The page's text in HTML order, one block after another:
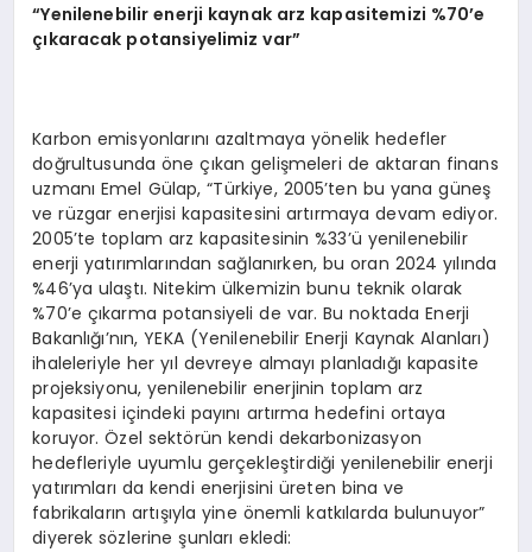
“Yenilenebilir enerji kaynak arz kapasitemizi %70’e
çıkaracak potansiyelimiz var”
Karbon emisyonlarını azaltmaya yönelik hedefler
doğrultusunda öne çıkan gelişmeleri de aktaran finans
uzmanı Emel Gülap, “Türkiye, 2005’ten bu yana güneş
ve rüzgar enerjisi kapasitesini artırmaya devam ediyor.
2005’te toplam arz kapasitesinin %33’ü yenilenebilir
enerji yatırımlarından sağlanırken, bu oran 2024 yılında
%46’ya ulaştı. Nitekim ülkemizin bunu teknik olarak
%70’e çıkarma potansiyeli de var. Bu noktada Enerji
Bakanlığı’nın, YEKA (Yenilenebilir Enerji Kaynak Alanları)
ihaleleriyle her yıl devreye almayı planladığı kapasite
projeksiyonu, yenilenebilir enerjinin toplam arz
kapasitesi içindeki payını artırma hedefini ortaya
koruyor. Özel sektörün kendi dekarbonizasyon
hedefleriyle uyumlu gerçekleştirdiği yenilenebilir enerji
yatırımları da kendi enerjisini üreten bina ve
fabrikaların artışıyla yine önemli katkılarda bulunuyor”
diyerek sözlerine şunları ekledi: